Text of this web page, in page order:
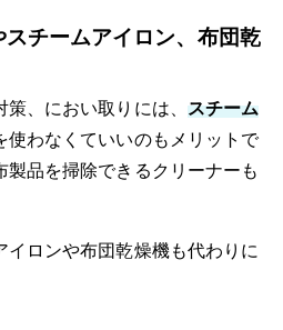
チームアイロン、布団乾
、におい取りには、 スチーム
使わなくていいのもメリットで
品を掃除できるクリーナーも
イロンや布団乾燥機も代わりに